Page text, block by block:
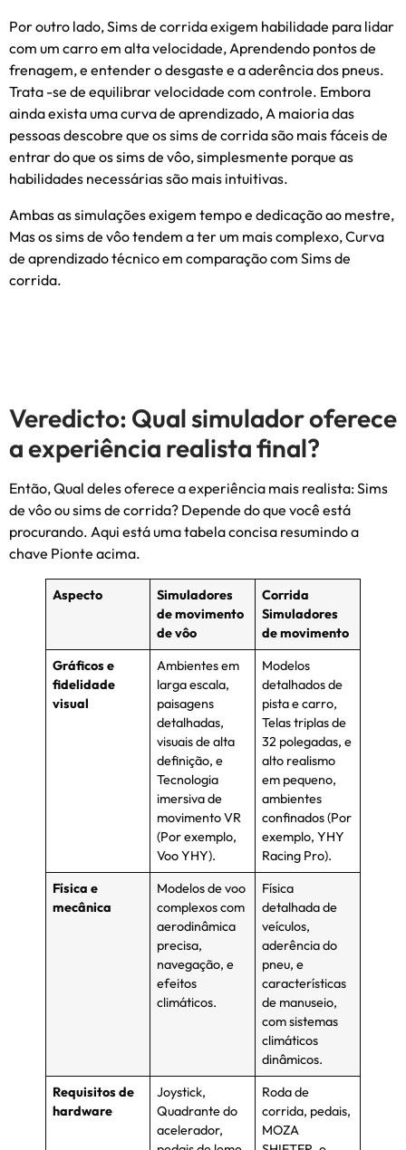
Por outro lado, Sims de corrida exigem habilidade para lidar
com um carro em alta velocidade, Aprendendo pontos de
frenagem, e entender o desgaste e a aderência dos pneus.
Trata -se de equilibrar velocidade com controle. Embora
ainda exista uma curva de aprendizado, A maioria das
pessoas descobre que os sims de corrida são mais fáceis de
entrar do que os sims de vôo, simplesmente porque as
habilidades necessárias são mais intuitivas.
Ambas as simulações exigem tempo e dedicação ao mestre,
Mas os sims de vôo tendem a ter um mais complexo, Curva
de aprendizado técnico em comparação com Sims de
corrida.
Veredicto: Qual simulador oferece
a experiência realista final?
Então, Qual deles oferece a experiência mais realista: Sims
de vôo ou sims de corrida? Depende do que você está
procurando. Aqui está uma tabela concisa resumindo a
chave Pionte acima.
Aspecto
Simuladores
de movimento
de vôo
Corrida
Simuladores
de movimento
Gráficos e
fidelidade
visual
Ambientes em
larga escala,
paisagens
detalhadas,
visuais de alta
definição, e
Tecnologia
imersiva de
movimento VR
(Por exemplo,
Voo YHY).
Modelos
detalhados de
pista e carro,
Telas triplas de
32 polegadas, e
alto realismo
em pequeno,
ambientes
confinados (Por
exemplo, YHY
Racing Pro).
Física e
mecânica
Modelos de voo
complexos com
aerodinâmica
precisa,
navegação, e
efeitos
climáticos.
Física
detalhada de
veículos,
aderência do
pneu, e
características
de manuseio,
com sistemas
climáticos
dinâmicos.
Requisitos de
hardware
Joystick,
Quadrante do
acelerador,
Roda de
corrida, pedais,
MOZA